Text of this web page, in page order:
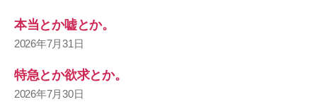
本当とか嘘とか。
2026年7月31日
特急とか欲求とか。
2026年7月30日